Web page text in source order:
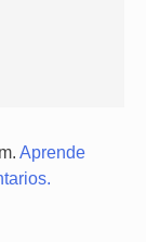
Aprende